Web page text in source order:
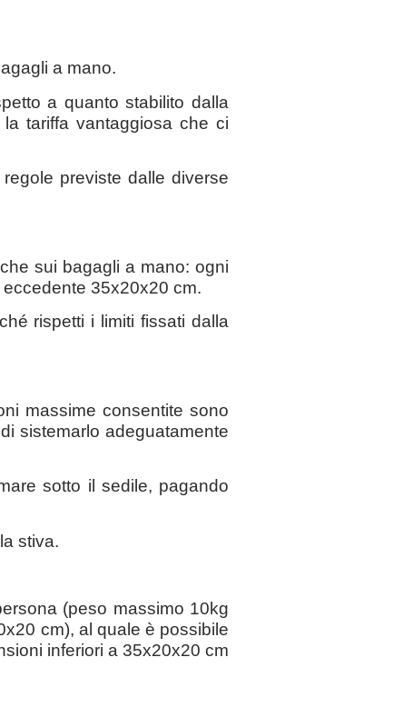
a mano.
a quanto stabilito dalla
tariffa vantaggiosa che ci
previste dalle diverse
sui bagagli a mano: ogni
35x20x20 cm.
rispetti i limiti fissati dalla
massime consentite sono
sistemarlo adeguatamente
sotto il sedile, pagando
stiva.
(peso massimo 10kg
cm), al quale è possibile
inferiori a 35x20x20 cm